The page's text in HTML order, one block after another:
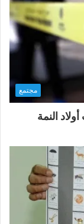
مجتمع
النمة